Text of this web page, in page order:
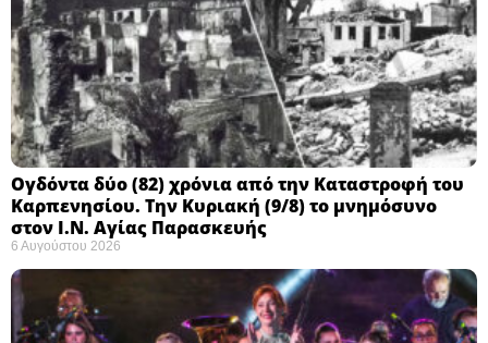
Ογδόντα δύο (82) χρόνια από την Καταστροφή του
Καρπενησίου. Την Κυριακή (9/8) το μνημόσυνο
στον Ι.Ν. Αγίας Παρασκευής
6 Αυγούστου 2026